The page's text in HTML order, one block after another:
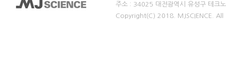
주소 : 34025 대전광역시 유성구 테
Copyright(C) 2018. MJSCIENCE. All